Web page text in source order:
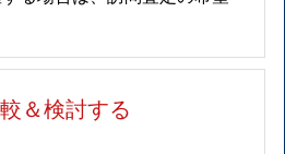
＆検討する